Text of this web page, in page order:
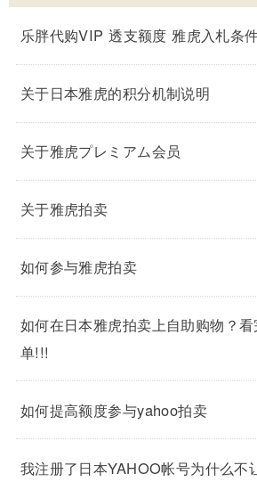
乐胖代购VIP 透支额度 雅虎入札条
关于日本雅虎的积分机制说明
关于雅虎プレミアム会员
关于雅虎拍卖
如何参与雅虎拍卖
如何在日本雅虎拍卖上自助购物？
单!!!
如何提高额度参与yahoo拍卖
我注册了日本YAHOO帐号为什么不